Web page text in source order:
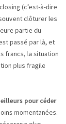
(c’est-à-dire
clôturer les
partie du
passé par là, et
francs, la situation
plus fragile
pour céder
momentanées.